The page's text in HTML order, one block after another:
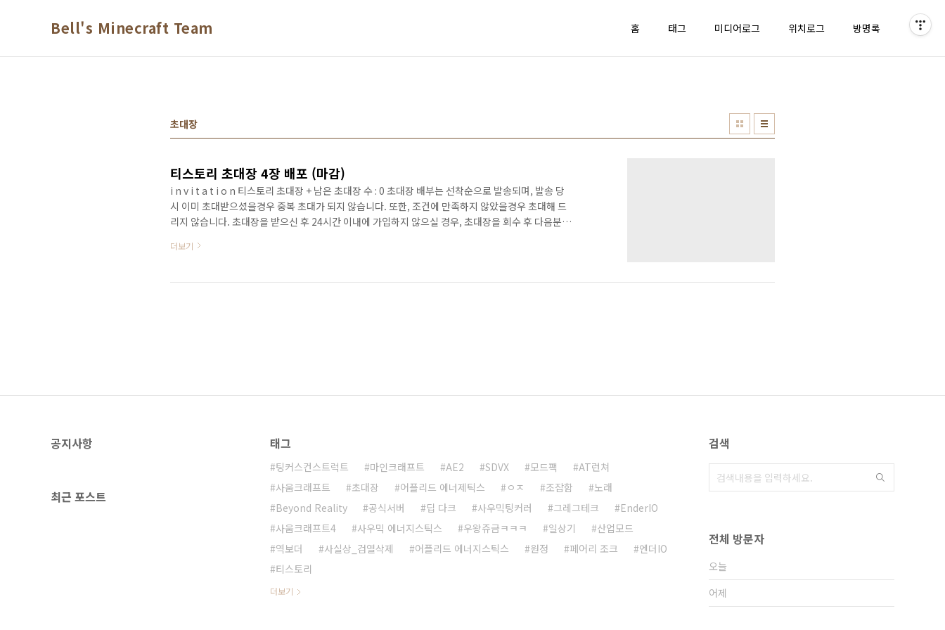
Bell's Minecraft Team 홈 태그 미디어로그 위치로그 방명록
초대장
티스토리 초대장 4장 배포 (마감)
i n v i t a t i o n 티스토리 초대장 + 남은 초대장 수 : 0 초대장 배부는 선착순으로 발송되며, 발송 당
시 이미 초대받으셨을경우 중복 초대가 되지 않습니다. 또한, 조건에 만족하지 않았을경우 초대해 드
리지 않습니다. 초대장을 받으신 후 24시간 이내에 가입하지 않으실 경우, 초대장을 회수 후 다음분께
후 4시 이후 일괄 배부되며, 10/29 (목) 오후 11시까지 가입하지 않으실경우 초대장 회수 후 다음분께
목적 선착순에 해당되지 않더라도, 운영목적에 따라 먼저 초대받으실 수 있습니..
더보기
공지사항
최근 포스트
태그
팅커스컨스트럭트 마인크래프트 AE2 SDVX 모드팩
AT런쳐
사움크래프트
초대장 어플리드 에너제틱스 ㅇㅈ 조잡함
노래
Beyond Reality
공식서버 딥 다크 사우믹팅커러 그레그테크
EnderIO
사움크래프트4
사우믹 에너지스틱스 우왕쥬금ㅋㅋㅋ 일상기
산업모드
역보더
사실상_검열삭제 어플리드 에너지스틱스 원정 페어리 조크
엔더IO
티스토리
더보기
검색
전체 방문자
오늘
어제